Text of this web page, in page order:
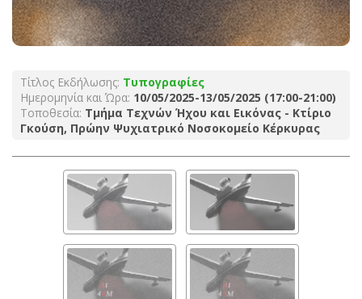
Τίτλος Εκδήλωσης: Τυπογραφίες
Ημερομηνία και Ώρα: 10/05/2025-13/05/2025 (17:00-21:00)
Τοποθεσία: Τμήμα Τεχνών Ήχου και Εικόνας - Κτίριο
Γκούση, Πρώην Ψυχιατρικό Νοσοκομείο Κέρκυρας